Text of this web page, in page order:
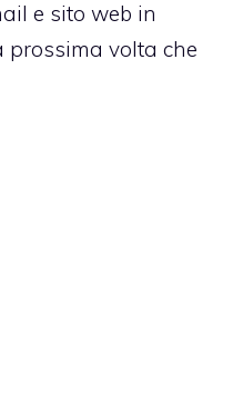
e sito web in
prossima volta che